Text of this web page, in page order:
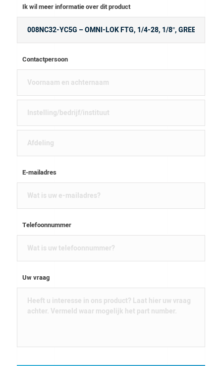
Ik wil meer informatie over dit product
Contactpersoon
E-mailadres
Telefoonnummer
Uw vraag